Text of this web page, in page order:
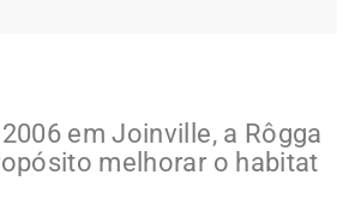
em Joinville, a Rôgga
melhorar o habitat